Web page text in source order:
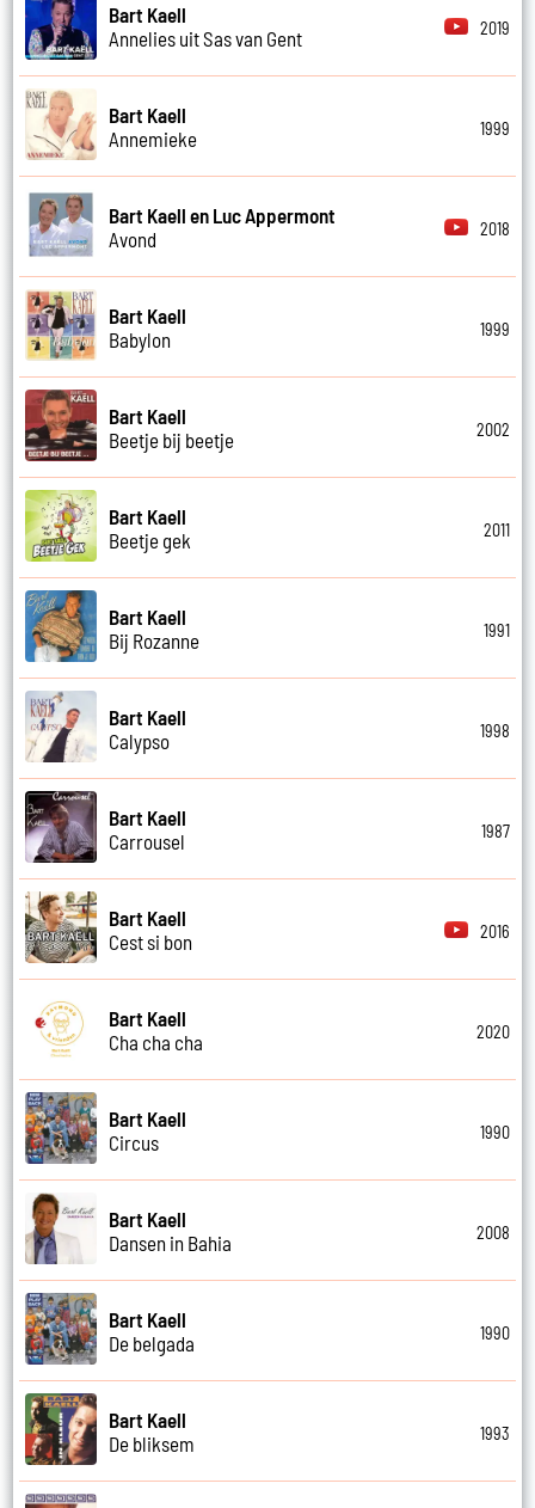
Bart Kaell
Annelies uit Sas van Gent
2019
Bart Kaell
Annemieke
1999
Bart Kaell en Luc Appermont
Avond
2018
Bart Kaell
Babylon
1999
Bart Kaell
Beetje bij beetje
2002
Bart Kaell
Beetje gek
2011
Bart Kaell
Bij Rozanne
1991
Bart Kaell
Calypso
1998
Bart Kaell
Carrousel
1987
Bart Kaell
Cest si bon
2016
Bart Kaell
Cha cha cha
2020
Bart Kaell
Circus
1990
Bart Kaell
Dansen in Bahia
2008
Bart Kaell
De belgada
1990
Bart Kaell
De bliksem
1993